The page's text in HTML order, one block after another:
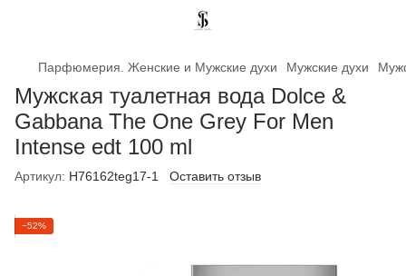
Парфюмерия. Женские и Мужские духи Мужские духи
Мужская туалетная вода Dolce &
Gabbana The One Grey For Men
Intense edt 100 ml
Артикул: H76162teg17-1 Оставить отзыв
−52%